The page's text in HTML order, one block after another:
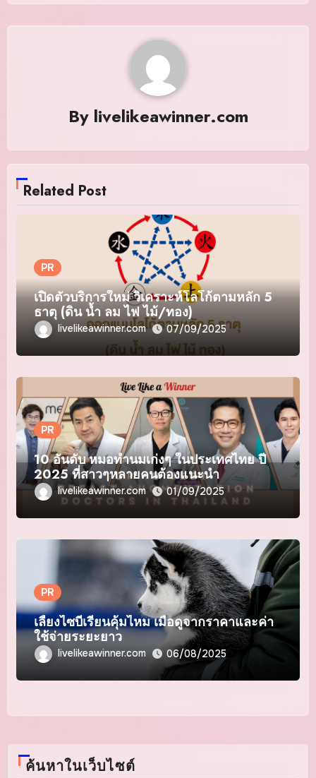
By livelikeawinner.com
Related Post
PR
เปิดตัวบริการใหม่ วิเคราะห์โลโก้ตามหลัก 5
ธาตุ (ดิน น้ำ ลม ไฟ ไม้/ทอง)
livelikeawinner.com 07/09/2025
PR
10 อันดับ หมอทำนมเก่งๆ ในประเทศไทย ปี
2025 ที่สาวๆหลายคนต้องแนะนำ
livelikeawinner.com 01/09/2025
PR
เลี้ยงไซบีเรียนคุ้มไหม เมื่อดูจากราคาและค่า
ใช้จ่ายระยะยาว
livelikeawinner.com 06/08/2025
ค้นหาในเว็บไซต์